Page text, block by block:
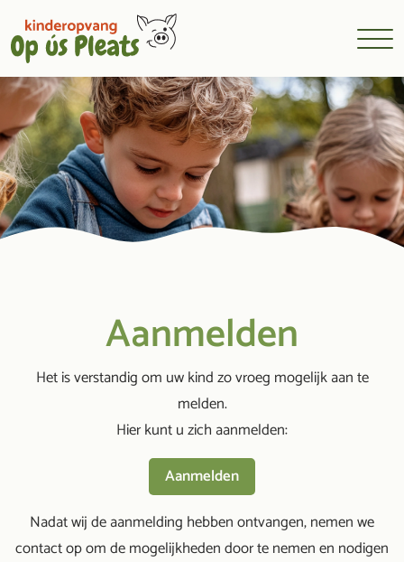
Aanmelden
Het is verstandig om uw kind zo vroeg mogelijk aan te
melden.
Hier kunt u zich aanmelden:
Aanmelden
Nadat wij de aanmelding hebben ontvangen, nemen we
contact op om de mogelijkheden door te nemen en nodigen